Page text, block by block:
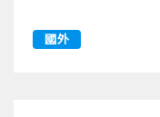
國外